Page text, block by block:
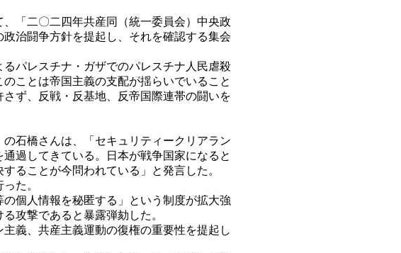
「二〇二四年共産同（統一委員会）中央政
治闘争方針を提起し、それを確認する集会
パレスチナ・ガザでのパレスチナ人民虐殺
ことは帝国主義の支配が揺らいでいること
ず、反戦・反基地、反帝国際連帯の闘いを
石橋さんは、「セキュリティークリアラン
過してきている。日本が戦争国家になると
ることが今問われている」と発言した。
た。
個人情報を秘匿する」という制度が拡大強
攻撃であると暴露弾劾した。
義、共産主義運動の復権の重要性を提起し